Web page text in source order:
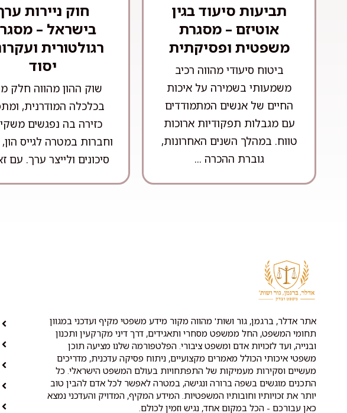
תביעות סיעוד בגין
אוטיזם – מסגרת
משפטית ופסיקתית
ביטוח סיעודי מהווה רכיב
משמעותי בשמירה על איכות
החיים של אנשים המתמודדים
עם מגבלות תפקודיות ארוכות
טווח. במהלך השנים האחרונות,
גוברת ההכרה ...
חוק ניירות
בישראל –
רגולטורית
יסוד
שוק ההון מהווה חלק
בכלכלה המודרנית,
כזירה בה נפגשים
וחברות במטרה לגייס
סיכונים ולייצר ערך. עם
אתר אדלר, ברגמן, גור ושות' מהווה מקור מידע משפטי מקיף ועדכני במגוון
תחומי המשפט, החל ממשפט מסחרי ותאגידים, דרך דיני מקרקעין ותכנון
ובנייה, ועד לזכויות אדם ומשפט ציבורי. הפלטפורמה שלנו מציעה תוכן
משפטי איכותי הכולל מאמרים מקצועיים, ניתוח פסיקה עדכנית, מדריכים
מעשיים וסקירות מעמיקות של התפתחויות בעולם המשפט הישראלי. כל
התכנים מוגשים בשפה ברורה ונגישה, במטרה לאפשר לכל אדם להבין טוב
יותר את זכויותיו וחובותיו המשפטיות. המידע המקיף, המדויק והעדכני נמצא
כאן עבורכם - הכל במקום אחד, נגיש וזמין לכולם.